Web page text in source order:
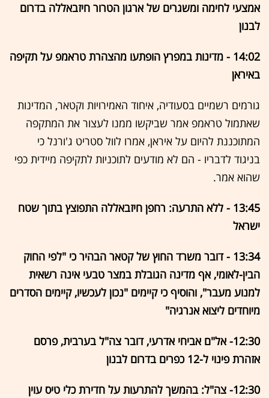
אמצעי לחימה ומשגרים של ארגון הטרור חיזבאללה בדרום
לבנון
14:02 - מדינות במפרץ הופתעו מהצהרת טראמפ על תקיפה
באיראן
גורמים רשמיים בסעודיה, איחוד האמירויות וקטאר, המדינות
שאתמול טראמפ אמר שביקשו ממנו לעצור את המתקפה
המתוכננת להיום על איראן, אמרו לוול סטריט ג'ורנל כי
בניגוד לדבריו - הם לא מודעים לתוכניות לתקיפה מיידית כפי
שהוא אמר.
13:45 - ללא התרעה: רחפן חיזבאללה התפוצץ בתוך שטח
ישראל
13:34 - דובר משרד החוץ של קטאר הבהיר כי "לפי החוק
הבין-לאומי, אף מדינה הגובלת במצר טבעי אינה רשאית
למנוע מעבר", והוסיף כי קיימים "נכון לעכשיו, קיימים הסדרים
מיוחדים ליצוא אנרגיה"
12:30- אל"ם אביחי אדרעי, דובר צה"ל בערבית, פרסם
אזהרת פינוי ל-12 כפרים בדרום לבנון
12:30- צה"ל: בהמשך להתרעות על חדירת כלי טיס עוין